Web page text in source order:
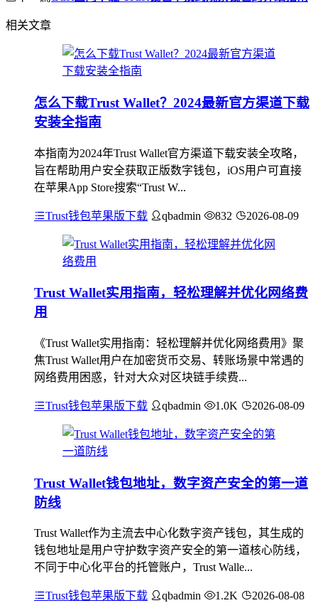
相关文章
怎么下载Trust Wallet？2024最新官方渠道下载
安装全指南
本指南为2024年Trust Wallet官方渠道下载安装全攻略，
旨在帮助用户安全获取正版数字钱包，iOS用户可直接
在苹果App Store搜索“Trust W...
Trust钱包苹果版下载 qbadmin 832 2026-08-09
Trust Wallet实用指南，轻松理解并优化网络费
用
《Trust Wallet实用指南：轻松理解并优化网络费用》聚
焦Trust Wallet用户在加密货币交易、转账场景中常遇的
网络费用困惑，针对大众对区块链手续费...
Trust钱包苹果版下载 qbadmin 1.0K 2026-08-09
Trust Wallet钱包地址，数字资产安全的第一道
防线
Trust Wallet作为主流去中心化数字资产钱包，其生成的
钱包地址是用户守护数字资产安全的第一道核心防线，
不同于中心化平台的托管账户，Trust Walle...
Trust钱包苹果版下载 qbadmin 1.2K 2026-08-08